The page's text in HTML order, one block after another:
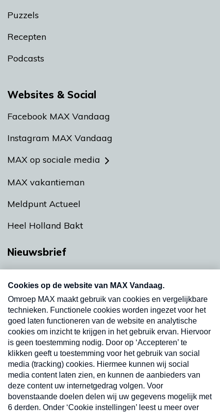
Puzzels
Recepten
Podcasts
Websites & Social
Facebook MAX Vandaag
Instagram MAX Vandaag
MAX op sociale media
MAX vakantieman
Meldpunt Actueel
Heel Holland Bakt
Nieuwsbrief
nieuwsbrief. Elke vrijdag- en dinsdagochtend in
uw mailbox.
Verzend